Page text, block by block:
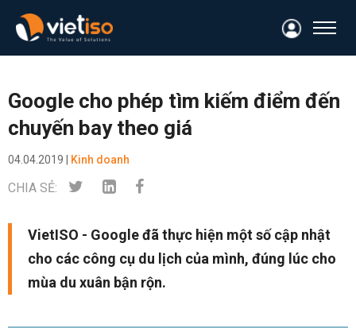
Google cho phép tìm kiếm điểm đến
chuyến bay theo giá
04.04.2019 | Kinh doanh
CHIA SẺ:
VietISO - Google đã thực hiện một số cập nhật
cho các công cụ du lịch của mình, đúng lúc cho
mùa du xuân bận rộn.